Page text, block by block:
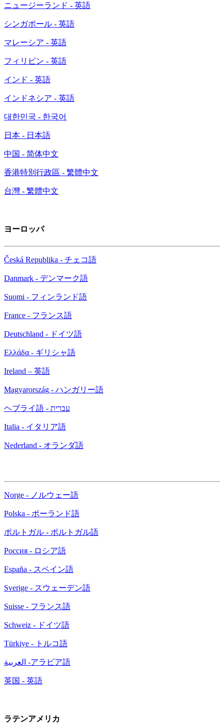
ニュージーランド - 英語
シンガポール - 英語
マレーシア - 英語
フィリピン - 英語
インド - 英語
インドネシア - 英語
대한민국 - 한국어
日本 - 日本語
中国 - 简体中文
香港特別行政區 - 繁體中文
台灣 - 繁體中文
ヨーロッパ
Česká Republika - チェコ語
Danmark - デンマーク語
Suomi - フィンランド語
France - フランス語
Deutschland - ドイツ語
Ελλάδα - ギリシャ語
Ireland – 英語
Magyarország - ハンガリー語
ヘブライ語 - עברית
Italia - イタリア語
Nederland - オランダ語
Norge - ノルウェー語
Polska - ポーランド語
ポルトガル - ポルトガル語
Россия - ロシア語
España - スペイン語
Sverige - スウェーデン語
Suisse - フランス語
Schweiz - ドイツ語
Türkiye - トルコ語
العربية -アラビア語
英国 - 英語
ラテンアメリカ